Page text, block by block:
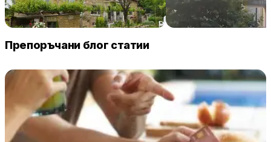
Villa Vin Santo
Винарово 89 € / нощувка
Familia Fantastiko
Китен 60
Препоръчани блог статии